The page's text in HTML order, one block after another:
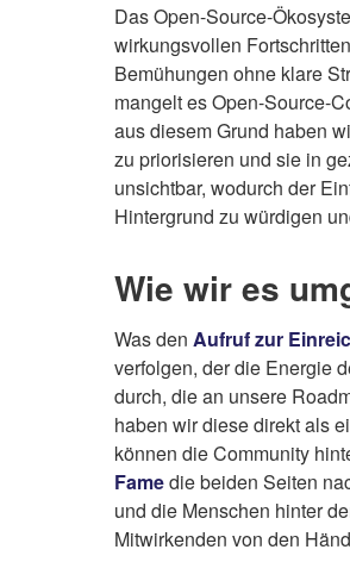
Das Open-Source-
wirkungsvollen
Bemühungen ohne klare
mangelt es Open-Source-
aus diesem Grund haben
zu priorisieren und sie in
unsichtbar, wodurch der
Hintergrund zu würdigen
Wie wir es
Was den Aufruf zur
verfolgen, der die Energie
durch, die an unsere
haben wir diese direkt als
können die Community
Famedie beiden Seiten
und die Menschen hinter
Mitwirkenden von den